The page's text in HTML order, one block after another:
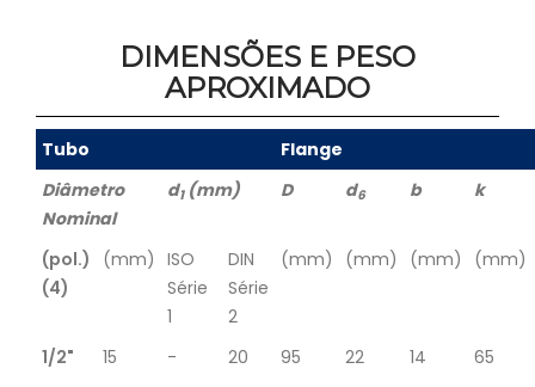
DIMENSÕES E PESO
APROXIMADO
Tubo
Flange
Diâmetro
Nominal
d1(mm) D d6 b k
(pol.)
(4)
(mm) ISO
Série
1
DIN
Série
2
(mm) (mm) (mm) (mm)
1/2" 15 - 20 95 22 14
65